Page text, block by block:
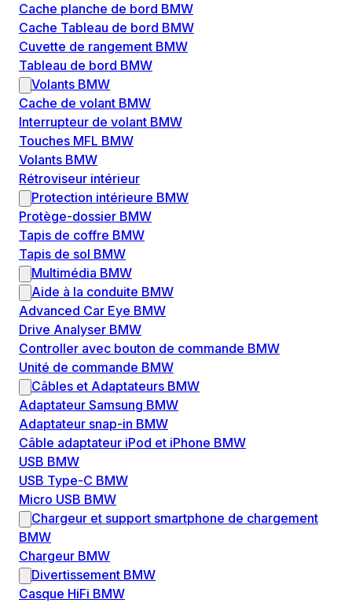
Cache planche de bord BMW
Cache Tableau de bord BMW
Cuvette de rangement BMW
Tableau de bord BMW
Volants BMW
Cache de volant BMW
Interrupteur de volant BMW
Touches MFL BMW
Volants BMW
Rétroviseur intérieur
Protection intérieure BMW
Protège-dossier BMW
Tapis de coffre BMW
Tapis de sol BMW
Multimédia BMW
Aide à la conduite BMW
Advanced Car Eye BMW
Drive Analyser BMW
Controller avec bouton de commande BMW
Unité de commande BMW
Câbles et Adaptateurs BMW
Adaptateur Samsung BMW
Adaptateur snap-in BMW
Câble adaptateur iPod et iPhone BMW
USB BMW
USB Type-C BMW
Micro USB BMW
Chargeur et support smartphone de chargement
BMW
Chargeur BMW
Divertissement BMW
Casque HiFi BMW